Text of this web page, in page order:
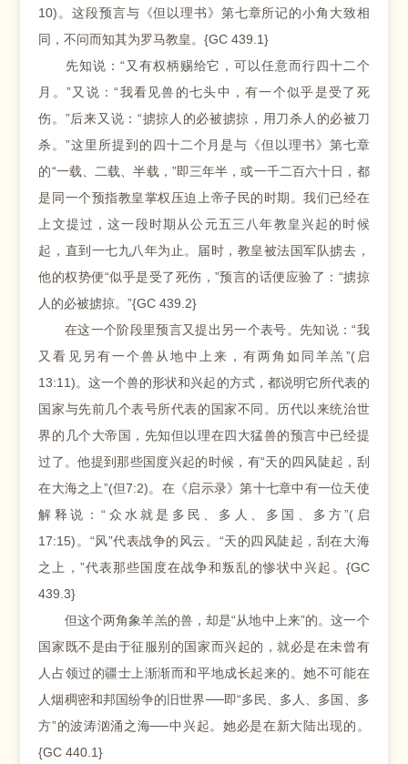
10)。这段预言与《但以理书》第七章所记的小角大致相
同，不问而知其为罗马教皇。{GC 439.1}
先知说：“又有权柄赐给它，可以任意而行四十二个
月。”又说：“我看见兽的七头中，有一个似乎是受了死
伤。”后来又说：“掳掠人的必被掳掠，用刀杀人的必被刀
杀。”这里所提到的四十二个月是与《但以理书》第七章
的“一载、二载、半载，”即三年半，或一千二百六十日，都
是同一个预指教皇掌权压迫上帝子民的时期。我们已经在
上文提过，这一段时期从公元五三八年教皇兴起的时候
起，直到一七九八年为止。届时，教皇被法国军队掳去，
他的权势便“似乎是受了死伤，”预言的话便应验了：“掳掠
人的必被掳掠。”{GC 439.2}
在这一个阶段里预言又提出另一个表号。先知说：“我
又看见另有一个兽从地中上来，有两角如同羊羔”(启
13:11)。这一个兽的形状和兴起的方式，都说明它所代表的
国家与先前几个表号所代表的国家不同。历代以来统治世
界的几个大帝国，先知但以理在四大猛兽的预言中已经提
过了。他提到那些国度兴起的时候，有“天的四风陡起，刮
在大海之上”(但7:2)。在《启示录》第十七章中有一位天使
解释说：“众水就是多民、多人、多国、多方”(启
17:15)。“风”代表战争的风云。“天的四风陡起，刮在大海
之上，”代表那些国度在战争和叛乱的惨状中兴起。{GC
439.3}
但这个两角象羊羔的兽，却是“从地中上来”的。这一个
国家既不是由于征服别的国家而兴起的，就必是在未曾有
人占领过的疆士上渐渐而和平地成长起来的。她不可能在
人烟稠密和邦国纷争的旧世界──即“多民、多人、多国、多
方”的波涛汹涌之海──中兴起。她必是在新大陆出现的。
{GC 440.1}